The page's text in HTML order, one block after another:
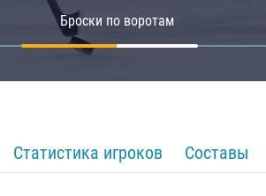
Броски по воротам
Статистика игроков Составы